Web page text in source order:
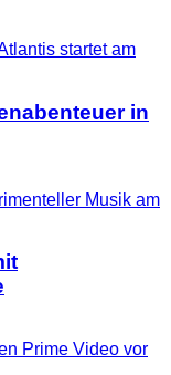
in
Prime Video vor